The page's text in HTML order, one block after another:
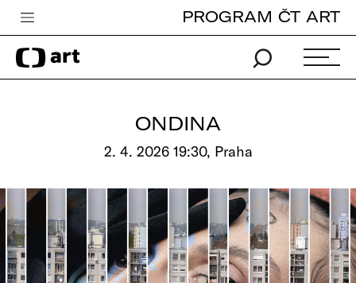
Česká televize
Zpravodajství
Pro děti
edu
Vše o ČT
PROGRAM ČT ART
ONDINA
2. 4. 2026 19:30, Praha